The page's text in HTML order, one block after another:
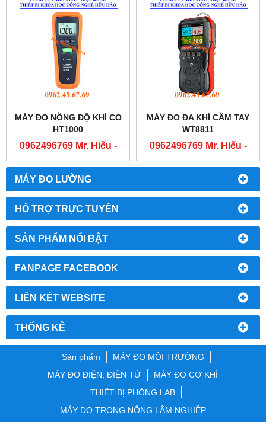
MÁY ĐO LƯỜNG
HỔ TRỢ TRỰC TUYẾN
SẢN PHẨM NỔI BẬT
FANPAGE FACEBOOK
LIÊN KẾT WEBSITE
THỐNG KÊ
MÁY ĐO NỒNG ĐỘ KHÍ CO
HT1000
0962496769 Mr. Hiếu -
0763556769 Mr. Cường
MÁY ĐO ĐA KHÍ CẦM TAY
WT8811
0962496769 Mr. Hiếu -
0763556769 Mr. Cường
Sản phẩm
MÁY ĐO MÔI TRƯỜNG
MÁY ĐO ĐIỆN, ĐIỆN TỬ
MÁY ĐO CƠ KHÍ
THIẾT BỊ PHÒNG LAB
MÁY ĐO TRONG NÔNG LÂM NGHIỆP